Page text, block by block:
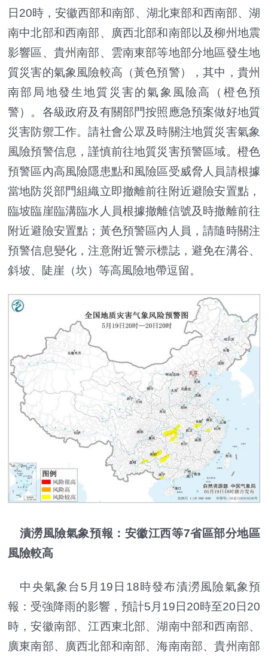
日20時，安徽西部和南部、湖北東部和西南部、湖
南中北部和西南部、廣西北部和南部以及柳州地震
影響區、貴州南部、雲南東部等地部分地區發生地
質災害的氣象風險較高（黃色預警），其中，貴州
南部局地發生地質災害的氣象風險高（橙色預
警）。各級政府及有關部門按照應急預案做好地質
災害防禦工作。請社會公眾及時關注地質災害氣象
風險預警信息，謹慎前往地質災害預警區域。橙色
預警區內高風險隱患點和風險區受威脅人員請根據
當地防災部門組織立即撤離前往附近避險安置點，
臨坡臨崖臨溝臨水人員根據撤離信號及時撤離前往
附近避險安置點；黃色預警區內人員，請隨時關注
預警信息變化，注意附近警示標誌，避免在溝谷、
斜坡、陡崖（坎）等高風險地帶逗留。
漬澇風險氣象預報：安徽江西等7省區部分地區
風險較高
中央氣象台5月19日18時發布漬澇風險氣象預
報：受強降雨的影響，預計5月19日20時至20日20
時，安徽南部、江西東北部、湖南中部和西南部、
廣東南部、廣西北部和南部、海南南部、貴州南部